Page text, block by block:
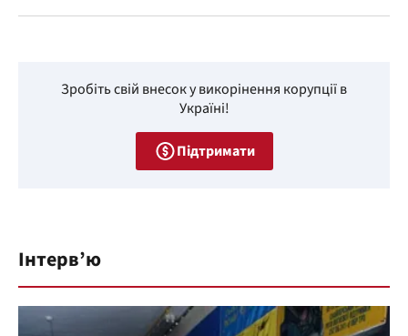
Зробіть свій внесок у викорінення корупції в
Україні!
Підтримати
Інтерв’ю